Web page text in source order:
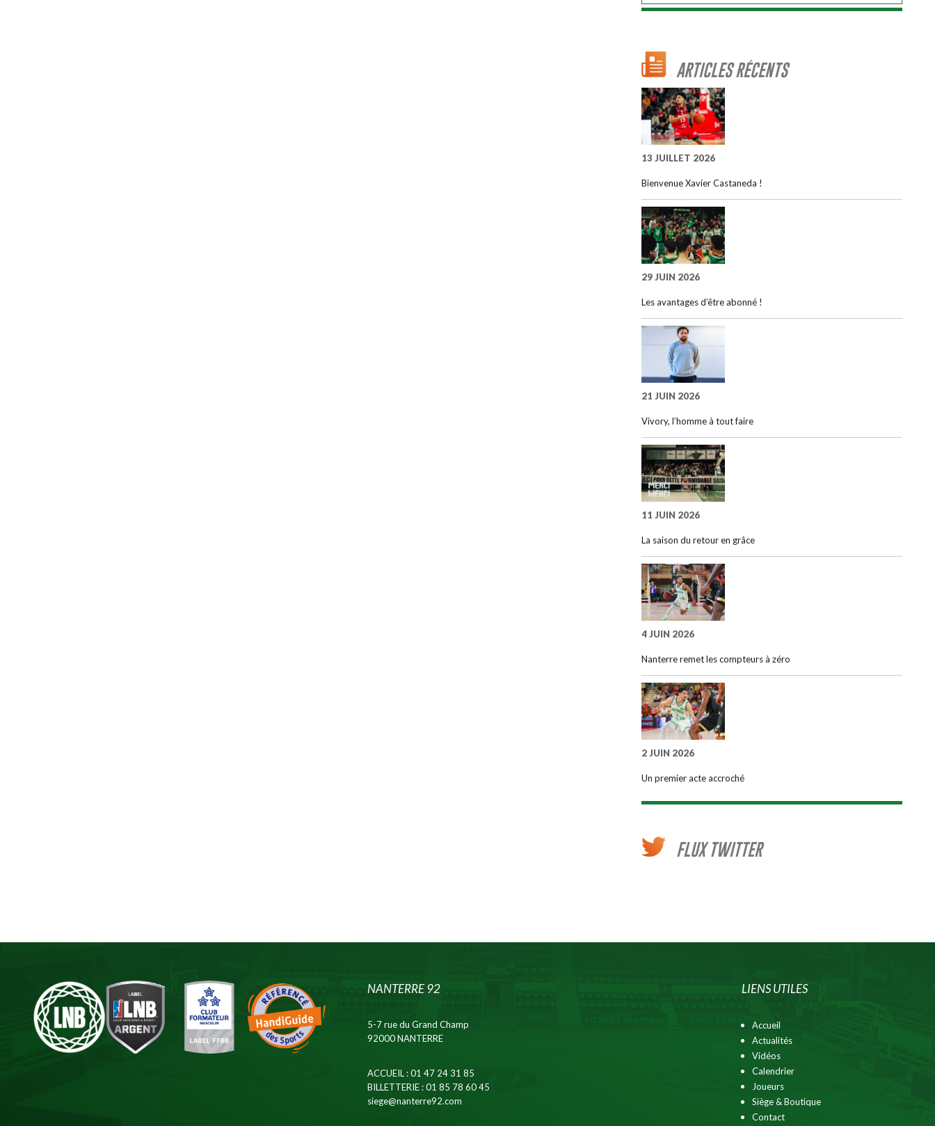
ARTICLES RÉCENTS
13 JUILLET 2026
Bienvenue Xavier Castaneda !
29 JUIN 2026
Les avantages d’être abonné !
21 JUIN 2026
Vivory, l’homme à tout faire
11 JUIN 2026
La saison du retour en grâce
4 JUIN 2026
Nanterre remet les compteurs à zéro
2 JUIN 2026
Un premier acte accroché
FLUX TWITTER
NANTERRE 92
5-7 rue du Grand Champ
92000 NANTERRE
ACCUEIL : 01 47 24 31 85
BILLETTERIE : 01 85 78 60 45
siege@nanterre92.com
LIENS UTILES
Accueil
Actualités
Vidéos
Calendrier
Joueurs
Siège & Boutique
Contact